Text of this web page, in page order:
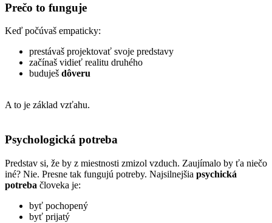
Prečo to funguje
Keď počúvaš empaticky:
prestávaš projektovať svoje predstavy
začínaš vidieť realitu druhého
buduješ dôveru
A to je základ vzťahu.
Psychologická potreba
Predstav si, že by z miestnosti zmizol vzduch. Zaujímalo by ťa niečo
iné? Nie. Presne tak fungujú potreby. Najsilnejšia psychická
potreba človeka je:
byť pochopený
byť prijatý